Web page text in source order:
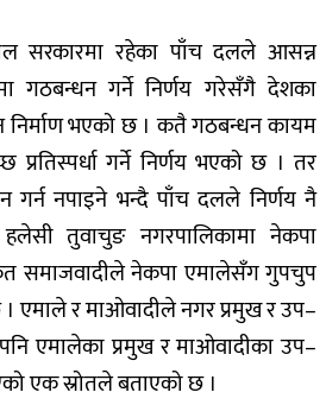
सरकारमा रहेका पाँच दलले आसन्न
गठबन्धन गर्ने निर्णय गरेसँगै देशका
निर्माण भएको छ । कतै गठबन्धन कायम
गर्ने निर्णय भएको छ । तर
नपाइने भन्दै पाँच दलले निर्णय नै
तुवाचुङ नगरपालिकामा नेकपा
समाजवादीले नेकपा एमालेसँग गुपचुप
र माओवादीले नगर प्रमुख र उप–
एमालेका प्रमुख र माओवादीका उप–
एक स्रोतले बताएको छ ।